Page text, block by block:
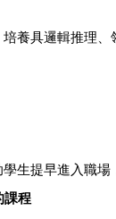
養具邏輯推理、
生提早進入職
課程